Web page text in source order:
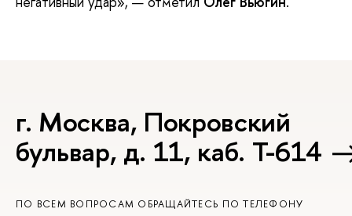
г. Москва, Покровский
бульвар, д. 11, каб. Т-614
ПО ВСЕМ ВОПРОСАМ ОБРАЩАЙТЕСЬ ПО ТЕЛЕФОНУ